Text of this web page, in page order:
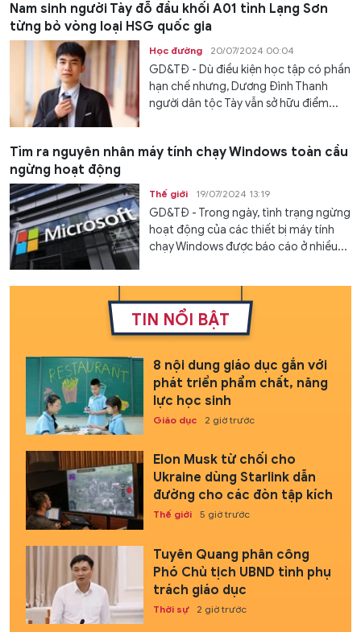
Nam sinh người Tày đỗ đầu khối A01 tỉnh Lạng Sơn
từng bỏ vòng loại HSG quốc gia
Học đường 20/07/2024 00:04
GD&TĐ - Dù điều kiện học tập có phần
hạn chế nhưng, Dương Đình Thanh
người dân tộc Tày vẫn sở hữu điểm...
Tìm ra nguyên nhân máy tính chạy Windows toàn cầu
ngừng hoạt động
Thế giới 19/07/2024 13:19
GD&TĐ - Trong ngày, tình trạng ngừng
hoạt động của các thiết bị máy tính
chạy Windows được báo cáo ở nhiều...
TIN NỔI BẬT
8 nội dung giáo dục gắn với
phát triển phẩm chất, năng
lực học sinh
Giáo dục 2 giờ trước
Elon Musk từ chối cho
Ukraine dùng Starlink dẫn
đường cho các đòn tập kích
Thế giới 5 giờ trước
Tuyên Quang phân công
Phó Chủ tịch UBND tỉnh phụ
trách giáo dục
Thời sự 2 giờ trước